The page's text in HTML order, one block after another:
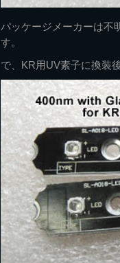
パッケージメーカーは不
す。
で、KR用UV素子に換装